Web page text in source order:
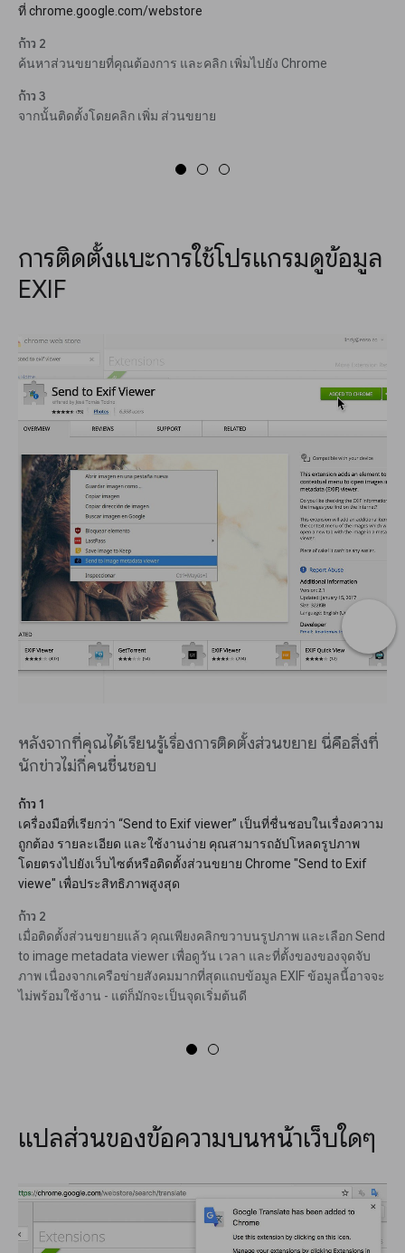
ที่ chrome.google.com/webstore
ก้าว 2
ค้นหาส่วนขยายที่คุณต้องการ และคลิก เพิ่มไปยัง Chrome
ก้าว 3
จากนั้นติดตั้งโดยคลิก เพิ่ม ส่วนขยาย
การติดตั้งแบะการใช้โปรแกรมดูข้อมูล
EXIF
หลังจากที่คุณได้เรียนรู้เรื่องการติดตั้งส่วนขยาย นี่คือสิ่งที่
นักข่าวไม่กี่คนชื่นชอบ
ก้าว 1
เครื่องมือที่เรียกว่า “Send to Exif viewer” เป็นที่ชื่นชอบในเรื่องความ
ถูกต้อง รายละเอียด และใช้งานง่าย คุณสามารถอัปโหลดรูปภาพ
โดยตรงไปยังเว็บไซต์หรือติดตั้งส่วนขยาย Chrome "Send to Exif
viewe" เพื่อประสิทธิภาพสูงสุด
ก้าว 2
เมื่อติดตั้งส่วนขยายแล้ว คุณเพียงคลิกขวาบนรูปภาพ และเลือก Send
to image metadata viewer เพื่อดูวัน เวลา และที่ตั้งของของจุดจับ
ภาพ เนื่องจากเครือข่ายสังคมมากที่สุดแถบข้อมูล EXIF ข้อมูลนี้อาจจะ
ไม่พร้อมใช้งาน - แต่ก็มักจะเป็นจุดเริ่มต้นดี
แปลส่วนของข้อความบนหน้าเว็บใดๆ